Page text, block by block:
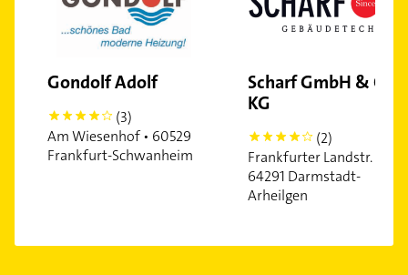
Gondolf Adolf
4
(3)
Am Wiesenhof • 60529
Frankfurt-Schwanheim
Scharf GmbH & Co.
KG
4
(2)
Frankfurter Landstr. •
64291 Darmstadt-
Arheilgen